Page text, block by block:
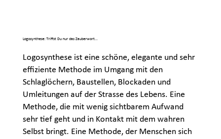
Logosynthese: Triffst Du nur das Zauberwort...
Logosynthese ist eine schöne, elegante und sehr
effiziente Methode im Umgang mit den
Schlaglöchern, Baustellen, Blockaden und
Umleitungen auf der Strasse des Lebens. Eine
Methode, die mit wenig sichtbarem Aufwand
sehr tief geht und in Kontakt mit dem wahren
Selbst bringt. Eine Methode, der Menschen sich